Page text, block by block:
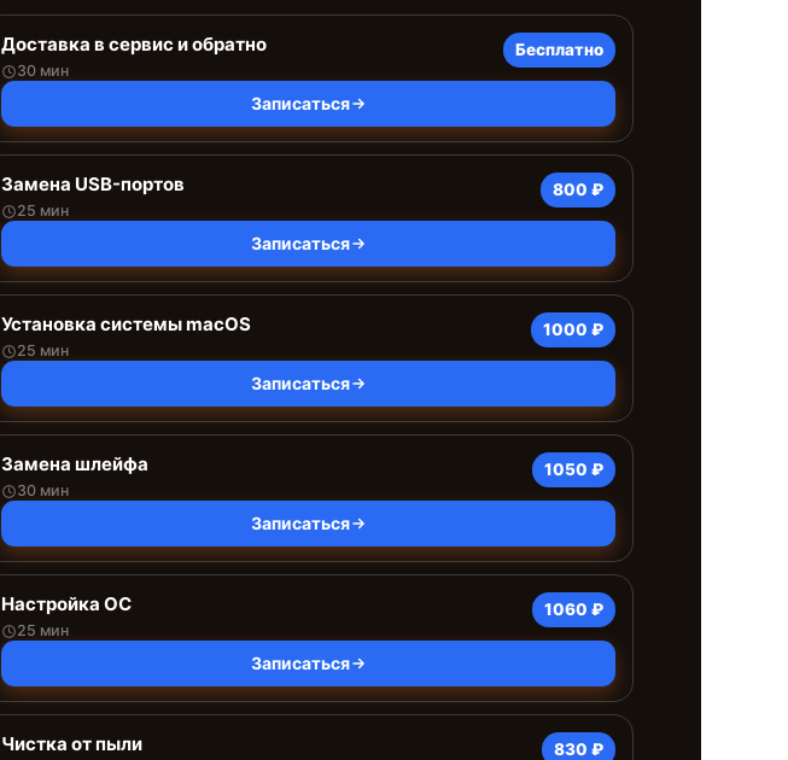
Доставка в сервис и обратно
30 мин
Бесплатно
Записаться
Замена USB-портов
25 мин
800 ₽
Записаться
Установка системы macOS
25 мин
1000 ₽
Записаться
Замена шлейфа
30 мин
1050 ₽
Записаться
Настройка ОС
25 мин
1060 ₽
Записаться
Чистка от пыли 830 ₽